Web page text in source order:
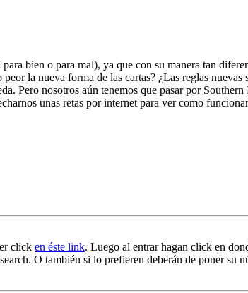
bien o para mal), ya que con su manera tan
la nueva forma de las cartas? ¿Las reglas
Pero nosotros aún tenemos que pasar por
unas retas por internet para ver como
click en éste link. Luego al entrar hagan click en
O también si lo prefieren deberán de poner su